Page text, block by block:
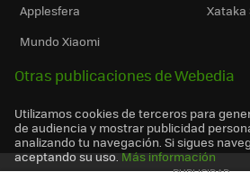
Applesfera
Xataka
Mundo Xiaomi
Otras publicaciones de Webedia
Utilizamos cookies de terceros para
de audiencia y mostrar publicidad
analizando tu navegación. Si sigues
aceptando su uso. Más información